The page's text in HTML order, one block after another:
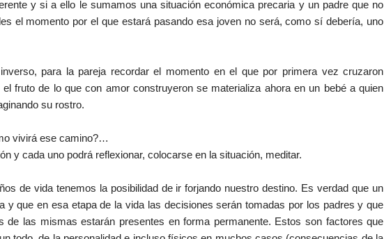
y si a ello le sumamos una situación económica precaria y un padre que no
el momento por el que estará pasando esa joven no será, como sí debería, uno
para la pareja recordar el momento en el que por primera vez cruzaron
fruto de lo que con amor construyeron se materializa ahora en un bebé a quien
su rostro.
vivirá ese camino?…
y cada uno podrá reflexionar, colocarse en la situación, meditar.
de vida tenemos la posibilidad de ir forjando nuestro destino. Es verdad que un
y que en esa etapa de la vida las decisiones serán tomadas por los padres y que
de las mismas estarán presentes en forma permanente. Estos son factores que